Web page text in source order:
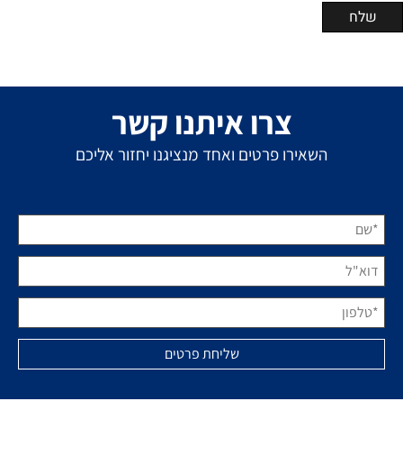
צרו איתנו קשר
השאירו פרטים ואחד מנציגנו יחזור אליכם